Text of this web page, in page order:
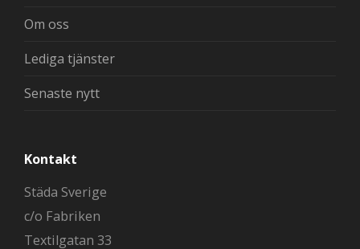
Om oss
Lediga tjänster
Senaste nytt
Kontakt
Städa Sverige
c/o Fabriken
Textilgatan 33